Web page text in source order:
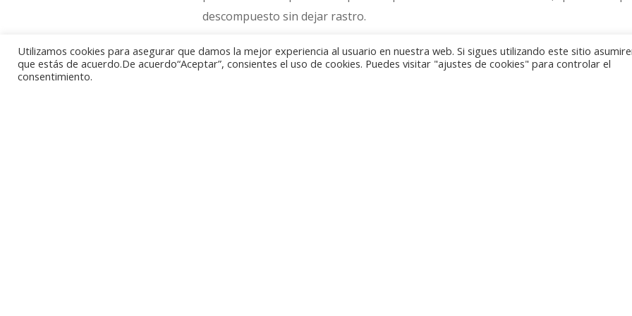
descompuesto sin dejar rastro.
El lugar en el que las monedas han estado más de doscientos años es una
Utilizamos cookies para asegurar que damos la mejor experiencia al usuario en nuestra web. Si sigues utilizando este sitio
que estás de acuerdo.De acuerdo“Aceptar”, consientes el uso de cookies. Puedes visitar "ajustes de cookies" para controlar el
consentimiento.